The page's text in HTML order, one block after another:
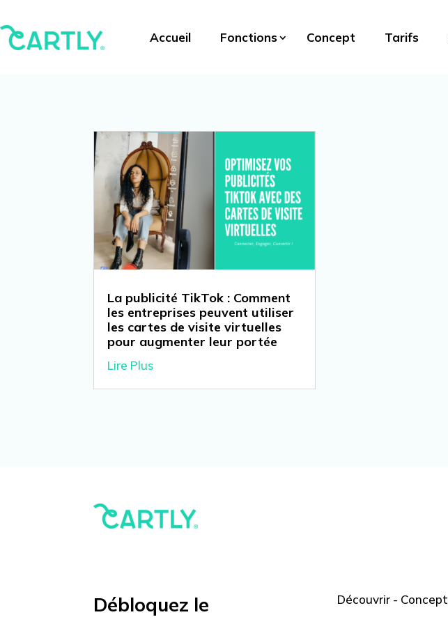
Accueil Fonctions Concept Tarifs
La publicité TikTok : Comment
les entreprises peuvent utiliser
les cartes de visite virtuelles
pour augmenter leur portée
Lire Plus
Débloquez le
Découvrir- Concept